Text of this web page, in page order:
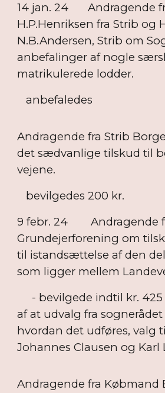
14 jan. 24
Andragende
H.P.Henriksen fra Strib og
N.B.Andersen, Strib om
anbefalinger af nogle
matrikulerede lodder.
anbefaledes
Andragende fra Strib
det sædvanlige tilskud til
vejene.
bevilgedes 200 kr.
9 febr. 24
Andragende
Grundejerforening om
til istandsættelse af den
som ligger mellem
- bevilgede indtil kr. 425
af at udvalg fra
hvordan det udføres, valg
Johannes Clausen og Karl
Andragende fra Købmand